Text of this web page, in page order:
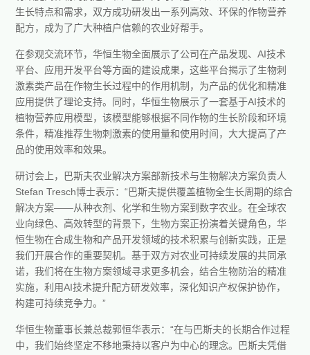
生长特点和需求，双方成功研发出一系列高效、环保的作物营养
配方，成为了广大种植户信赖的农业好帮手。
在参观交流环节，华恒生物全面展示了公司在产品发现、AI技术
平台、应用开发平台等方面的建设成果，这些平台揭示了生物刺
激素类产品在作物生长过程中的作用机制，为产品的优化和精准
应用提供了理论支持。同时，华恒生物展示了一套基于AI技术的
植物营养应用模型，该模型能够根据不同作物的生长阶段和环境
条件，精准推荐生物刺激素的使用量和使用时间，大大提高了产
品的使用效率和效果。
研讨会上，巴斯夫农业解决方案部新技术与生物解决方案负责人
Stefan Tresch博士表示：“巴斯夫提供覆盖植物全生长周期的综合
解决方案——从种衣剂、化学和生物方案到数字农业。在全球农
业向绿色、高效转型的背景下，生物方案正扮演着关键角色，华
恒生物在合成生物和产品开发领域的技术积累与创新实践，正是
我们开展合作的重要契机。基于双方对农业可持续发展的共同承
诺，我们将在生物方案领域寻求更多机会，结合生物防治的精准
实施，利用AI技术提升配方研发效率，深化知识产权保护协作，
构建可持续竞争力。”
华恒生物董事长兼总裁郭恒华表示：“在与巴斯夫的长期合作过程
中，我们始终坚定不移地秉持以客户为中心的理念。巴斯夫凭借